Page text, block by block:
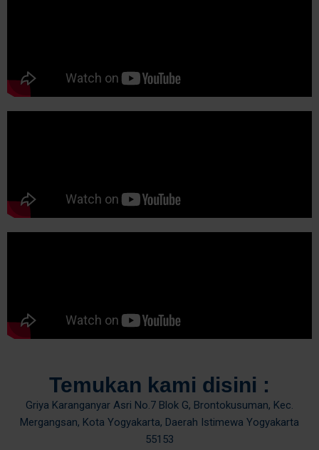
Temukan kami disini :
Griya Karanganyar Asri No.7 Blok G, Brontokusuman, Kec.
Mergangsan, Kota Yogyakarta, Daerah Istimewa Yogyakarta
55153